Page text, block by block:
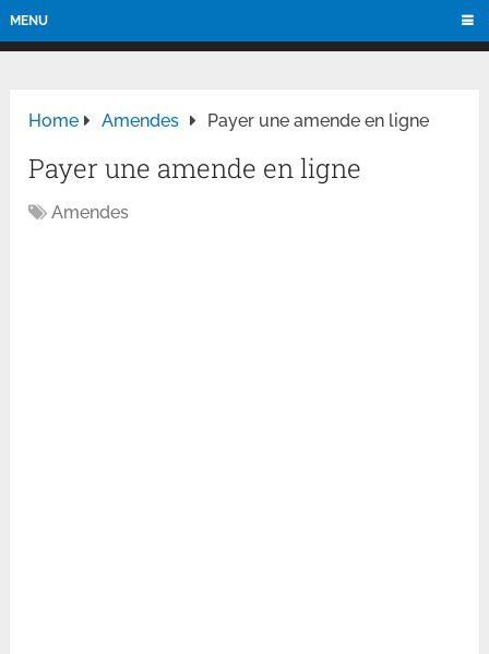
MENU
Home Amendes Payer une amende en ligne
Payer une amende en ligne
Amendes